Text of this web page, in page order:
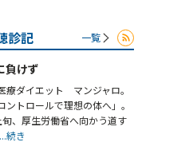
診記 一覧
負けず
療ダイエット マンジャロ。
ントロールで理想の体へ」。
旬、厚生労働省へ向かう道す
...続き